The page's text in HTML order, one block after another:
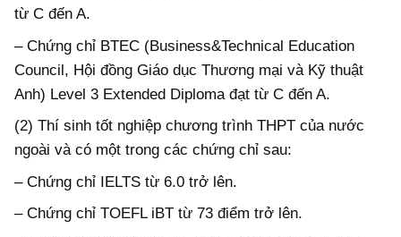
từ C đến A.
– Chứng chỉ BTEC (Business&Technical Education
Council, Hội đồng Giáo dục Thương mại và Kỹ thuật
Anh) Level 3 Extended Diploma đạt từ C đến A.
(2) Thí sinh tốt nghiệp chương trình THPT của nước
ngoài và có một trong các chứng chỉ sau:
– Chứng chỉ IELTS từ 6.0 trở lên.
– Chứng chỉ TOEFL iBT từ 73 điểm trở lên.